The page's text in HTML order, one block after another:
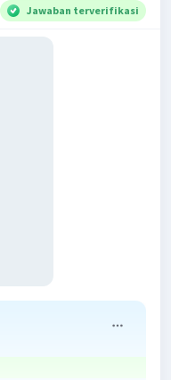
Jawaban terverifikasi